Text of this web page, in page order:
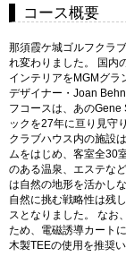
コース概要
那須霞ケ城ゴルフクラ
れ変わりました。 国内
インテリアをMGMグラ
デザイナー・Joan
フコースは、あのGene
ックを27年に亘り見守
クラブハウス内の施設
ムをはじめ、客室全30
のある温泉、エステな
は自然の地形を活かし
自然に挑む戦略性は残
スとなりました。 なお
ため、電磁誘導カート
木製TEEの使用を推奨